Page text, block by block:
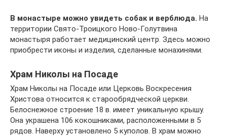
В монастыре можно увидеть собак и верблюда. На
территории Свято-Троицкого Ново-Голутвина
монастыря работает медицинский центр. Здесь можно
приобрести иконы и изделия, сделанные монахинями.
Храм Николы на Посаде
Храм Николы на Посаде или Церковь Воскресения
Христова относится к старообрядческой церкви.
Белоснежное строение 18 в. имеет уникальную крышу.
Она украшена 106 кокошниками, расположенными в 5
рядов. Наверху установлено 5 куполов. В храм можно